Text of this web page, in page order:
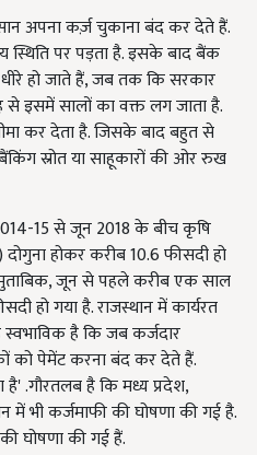
अपना कर्ज़ चुकाना बंद कर देते हैं.
स्थिति पर पड़ता है. इसके बाद बैंक
हो जाते हैं, जब तक कि सरकार
इसमें सालों का वक्त लग जाता है.
कर देता है. जिसके बाद बहुत से
स्रोत या साहूकारों की ओर रुख
15 से जून 2018 के बीच कृषि
होकर करीब 10.6 फीसदी हो
मुताबिक, जून से पहले करीब एक साल
हो गया है. राजस्थान में कार्यरत
है कि जब कर्जदार
को पेमेंट करना बंद कर देते हैं.
है' .गौरतलब है कि मध्य प्रदेश,
में भी कर्जमाफी की घोषणा की गई है.
घोषणा की गई हैं.